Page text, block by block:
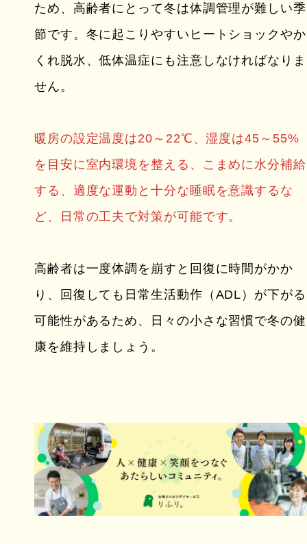
ため、高齢者にとって冬は体調管理が難しい季
節です。冬に起こりやすいヒートショックやか
くれ脱水、低体温症にも注意しなければなりま
せん。
暖房の設定温度は20～22℃、湿度は45～55%
を目安に室内環境を整える、こまめに水分補給
する、適度な運動と十分な睡眠を意識するな
ど、日常の工夫で対策が可能です。
高齢者は一度体調を崩すと回復に時間がかか
り、回復しても日常生活動作（ADL）が下がる
可能性があるため、日々の小さな習慣で冬の健
康を維持しましょう。